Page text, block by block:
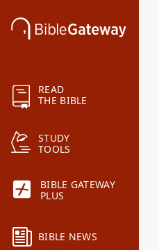
READ
THE BIBLE
STUDY
TOOLS
BIBLE GATEWAY
PLUS
BIBLE NEWS